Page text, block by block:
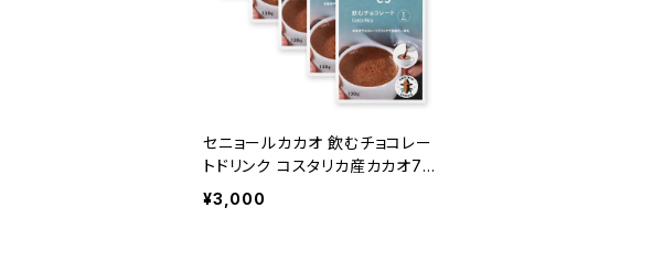
セニョールカカオ 飲むチョコレー
トドリンク コスタリカ産カカオ7
0% [1杯分x5個]セット 非アルカ
リ処理 Señor Cacao
¥3,000